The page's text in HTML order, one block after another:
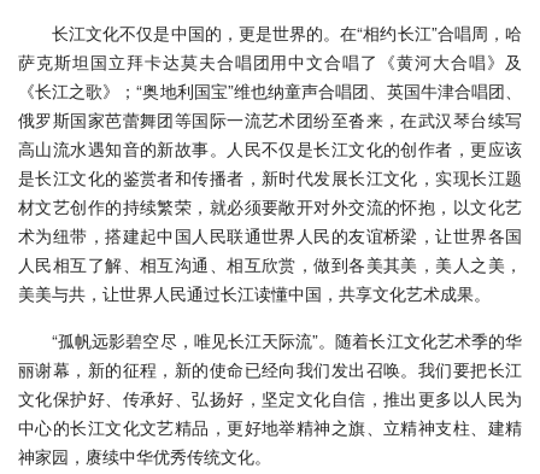
长江文化不仅是中国的，更是世界的。在“相约长江”合唱周，哈
萨克斯坦国立拜卡达莫夫合唱团用中文合唱了《黄河大合唱》及
《长江之歌》；“奥地利国宝”维也纳童声合唱团、英国牛津合唱团、
俄罗斯国家芭蕾舞团等国际一流艺术团纷至沓来，在武汉琴台续写
高山流水遇知音的新故事。人民不仅是长江文化的创作者，更应该
是长江文化的鉴赏者和传播者，新时代发展长江文化，实现长江题
材文艺创作的持续繁荣，就必须要敞开对外交流的怀抱，以文化艺
术为纽带，搭建起中国人民联通世界人民的友谊桥梁，让世界各国
人民相互了解、相互沟通、相互欣赏，做到各美其美，美人之美，
美美与共，让世界人民通过长江读懂中国，共享文化艺术成果。
“孤帆远影碧空尽，唯见长江天际流”。随着长江文化艺术季的华
丽谢幕，新的征程，新的使命已经向我们发出召唤。我们要把长江
文化保护好、传承好、弘扬好，坚定文化自信，推出更多以人民为
中心的长江文化文艺精品，更好地举精神之旗、立精神支柱、建精
神家园，赓续中华优秀传统文化。